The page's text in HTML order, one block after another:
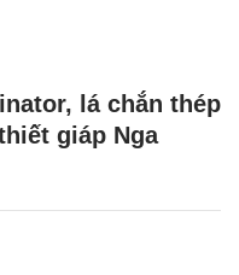
lá chắn thép
giáp Nga